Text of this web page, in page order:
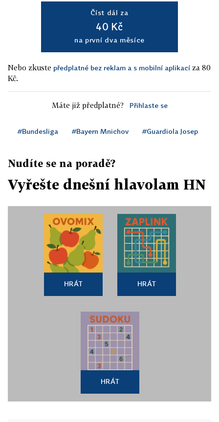
Číst dál za
40 Kč
na první dva měsíce
Nebo zkuste předplatné bez reklam a s mobilní aplikací za 80
Kč.
Máte již předplatné? Přihlaste se
#Bundesliga #Bayern Mnichov #Guardiola Josep
Nudíte se na poradě?
Vyřešte dnešní hlavolam HN
HRÁT HRÁT
HRÁT